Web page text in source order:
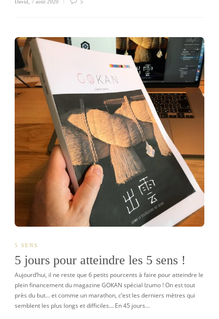
David 7 août 2020 5
5 SENS
5 jours pour atteindre les 5 sens !
Aujourd’hui, il ne reste que 6 petits pourcents à faire pour atteindre le
plein financement du magazine GOKAN spécial Izumo ! On est tout
près du but… et comme un marathon, c’est les derniers mètres qui
semblent les plus longs et difficiles… En 45 jours…